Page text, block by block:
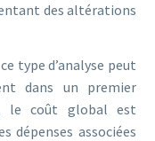
des altérations
type d’analyse peut
dans un premier
le coût global est
dépenses associées